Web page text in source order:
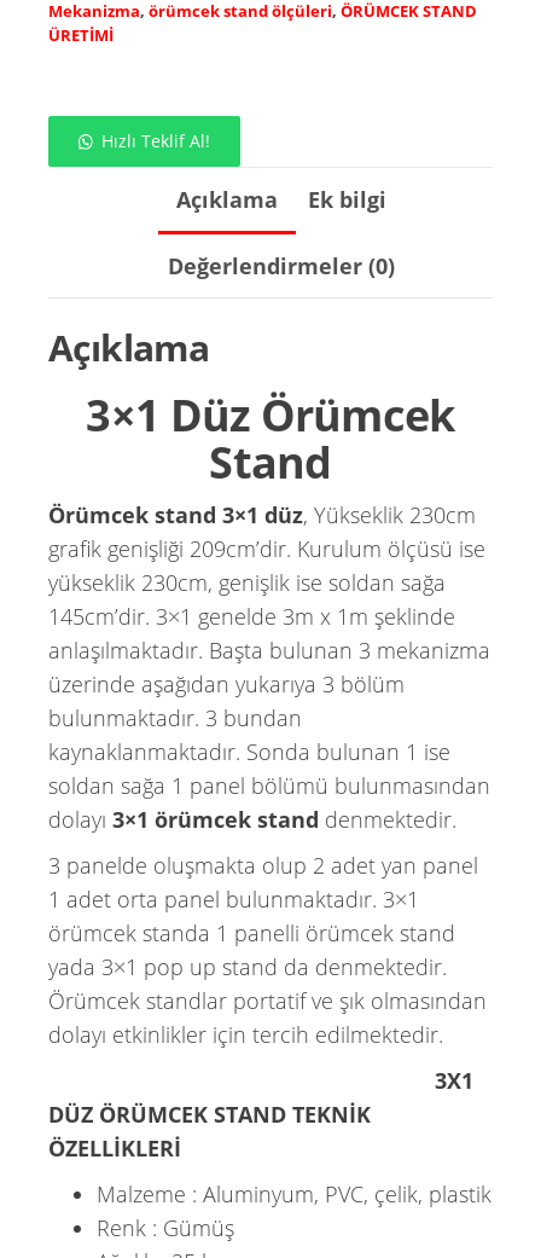
Mekanizma, örümcek stand ölçüleri, ÖRÜMCEK STAND
ÜRETİMİ
Hızlı Teklif Al!
Açıklama Ek bilgi
Değerlendirmeler (0)
Açıklama
3×1 Düz Örümcek
Stand
Örümcek stand 3×1 düz, Yükseklik 230cm
grafik genişliği 209cm’dir. Kurulum ölçüsü ise
yükseklik 230cm, genişlik ise soldan sağa
145cm’dir. 3×1 genelde 3m x 1m şeklinde
anlaşılmaktadır. Başta bulunan 3 mekanizma
üzerinde aşağıdan yukarıya 3 bölüm
bulunmaktadır. 3 bundan
kaynaklanmaktadır. Sonda bulunan 1 ise
soldan sağa 1 panel bölümü bulunmasından
dolayı 3×1 örümcek stand denmektedir.
3 panelde oluşmakta olup 2 adet yan panel
1 adet orta panel bulunmaktadır. 3×1
örümcek standa 1 panelli örümcek stand
yada 3×1 pop up stand da denmektedir.
Örümcek standlar portatif ve şık olmasından
dolayı etkinlikler için tercih edilmektedir.
3X1
DÜZ ÖRÜMCEK STAND TEKNİK
ÖZELLİKLERİ
Malzeme : Aluminyum, PVC, çelik, plastik
Renk : Gümüş